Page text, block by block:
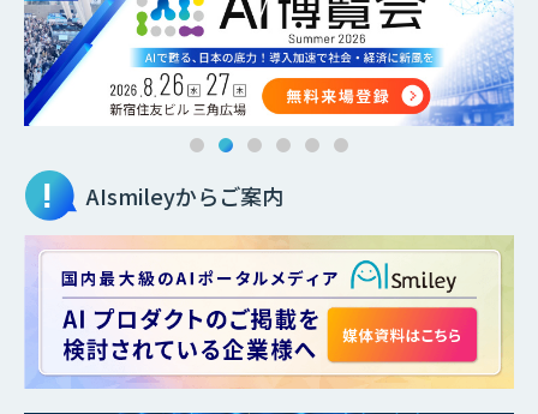
AIsmileyからご案内